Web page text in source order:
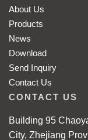
About Us
Products
News
Download
Send Inquiry
Contact Us
CONTACT US
Building 95
City, Zhejiang